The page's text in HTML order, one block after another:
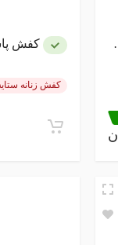
کفش
کفش زنانه